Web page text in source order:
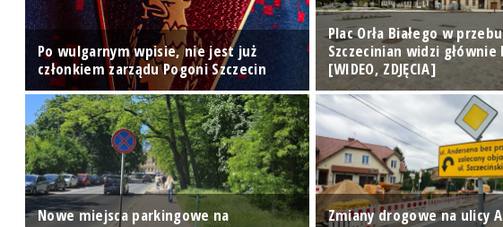
Po wulgarnym wpisie, nie jest już
członkiem zarządu Pogoni Szczecin
Plac Orła Białego w
Szczecinian widzi
[WIDEO, ZDJĘCIA]
Nowe miejsca parkingowe na
Zmiany drogowe na ulicy